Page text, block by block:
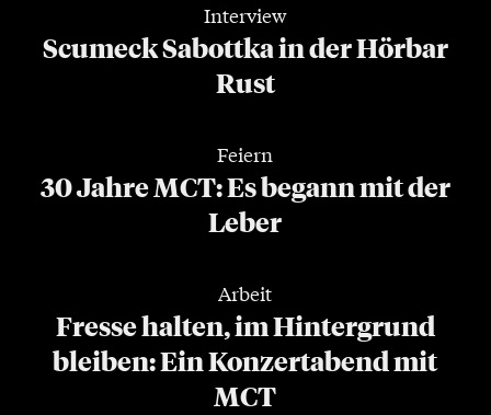
Interview
Scumeck Sabottka in der Hörbar
Rust
Feiern
30 Jahre MCT: Es begann mit der
Leber
Arbeit
Fresse halten, im Hintergrund
bleiben: Ein Konzertabend mit
MCT